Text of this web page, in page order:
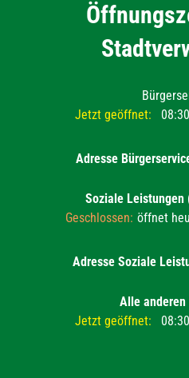
Klicken, um weitere
Jetzt geöffnet: 08:30
Adresse
Soziale Leistungen
Klicken, um weitere
Geschlossen: öffnet
Adresse Soziale
Alle anderen
Klicken, um weitere
Jetzt geöffnet: 08:30